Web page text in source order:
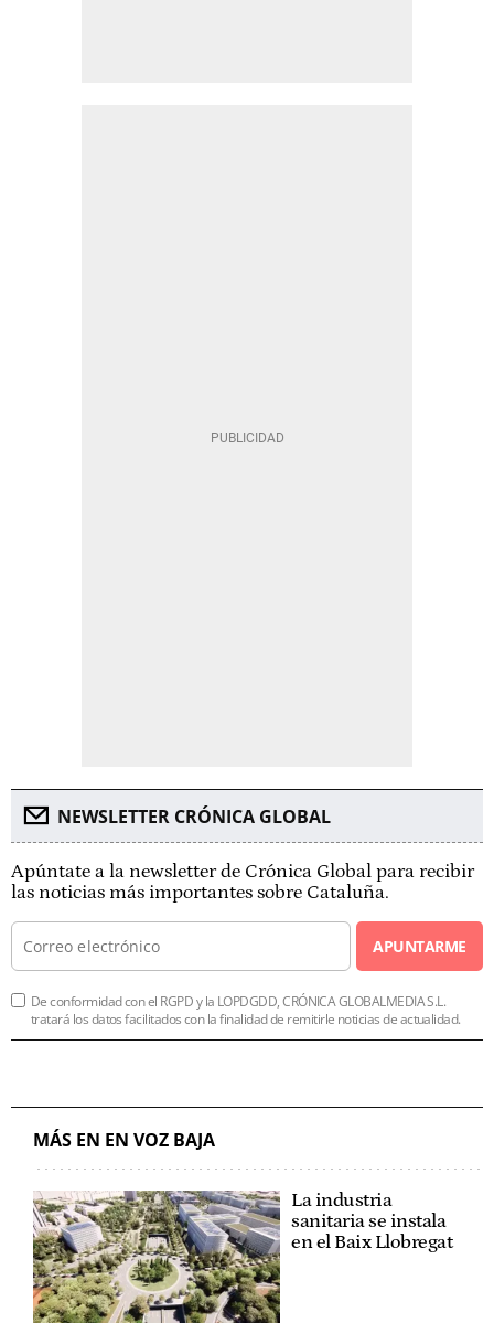
NEWSLETTER CRÓNICA GLOBAL
Apúntate a la newsletter de Crónica Global para recibir
las noticias más importantes sobre Cataluña.
APUNTARME
De conformidad con el RGPD y la LOPDGDD, CRÓNICA GLOBALMEDIA S.L.
tratará los datos facilitados con la finalidad de remitirle noticias de actualidad.
MÁS EN EN VOZ BAJA
La industria
sanitaria se instala
en el Baix Llobregat